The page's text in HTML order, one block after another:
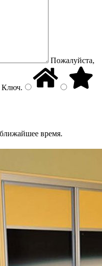
Пожалуйста,
Ключ.
время.